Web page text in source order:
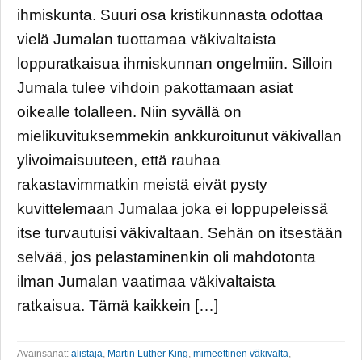
ihmiskunta. Suuri osa kristikunnasta odottaa
vielä Jumalan tuottamaa väkivaltaista
loppuratkaisua ihmiskunnan ongelmiin. Silloin
Jumala tulee vihdoin pakottamaan asiat
oikealle tolalleen. Niin syvällä on
mielikuvituksemmekin ankkuroitunut väkivallan
ylivoimaisuuteen, että rauhaa
rakastavimmatkin meistä eivät pysty
kuvittelemaan Jumalaa joka ei loppupeleissä
itse turvautuisi väkivaltaan. Sehän on itsestään
selvää, jos pelastaminenkin oli mahdotonta
ilman Jumalan vaatimaa väkivaltaista
ratkaisua. Tämä kaikkein […]
Avainsanat: alistaja Martin Luther King mimeettinen väkivalta